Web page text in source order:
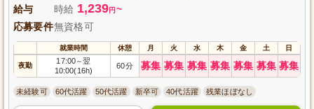
給与 時給 1,239円 ~
応募要件無資格可
就業時間 休憩 月 火 水 木 金 土 日
夜勤
17:00～翌
10:00(16h)
60分 募集 募集 募集 募集 募集 募集 募集
未経験可 60代活躍 50代活躍 新卒可 40代活躍 残業ほぼなし